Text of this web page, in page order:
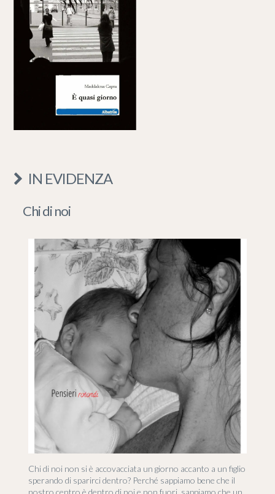
IN EVIDENZA
Chi di noi
Chi di noi non si è accovacciata un giorno accanto a un figlio
sperando di sparirci dentro? Perché sappiamo bene che il
nostro centro è dentro di noi e non fuori, sappiamo che un